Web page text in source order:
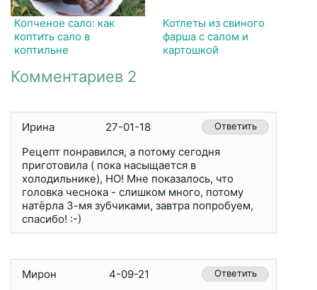
Копченое сало: как
коптить сало в
коптильне
Котлеты из свиного
фарша с салом и
картошкой
Комментариев 2
Ирина 27-01-18 Ответить
Рецепт понравился, а потому сегодня
приготовила ( пока насыщается в
холодильнике), НО! Мне показалось, что
головка чеснока - слишком много, потому
натёрла 3-мя зубчиками, завтра попробуем,
спасибо! :-)
Мирон 4-09-21 Ответить